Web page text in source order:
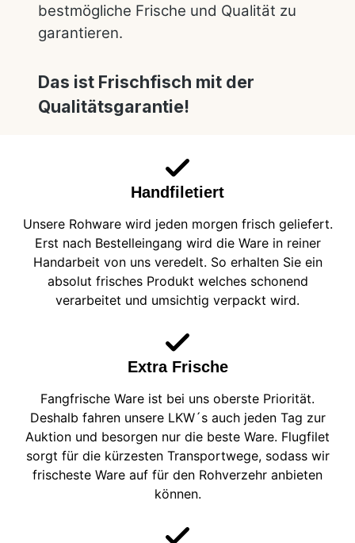
bestmögliche Frische und Qualität zu
garantieren.
Das ist Frischfisch mit der
Qualitätsgarantie!
Handfiletiert
Unsere Rohware wird jeden morgen frisch geliefert.
Erst nach Bestelleingang wird die Ware in reiner
Handarbeit von uns veredelt. So erhalten Sie ein
absolut frisches Produkt welches schonend
verarbeitet und umsichtig verpackt wird.
Extra Frische
Fangfrische Ware ist bei uns oberste Priorität.
Deshalb fahren unsere LKW´s auch jeden Tag zur
Auktion und besorgen nur die beste Ware. Flugfilet
sorgt für die kürzesten Transportwege, sodass wir
frischeste Ware auf für den Rohverzehr anbieten
können.